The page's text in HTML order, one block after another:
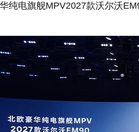
纯电旗舰MPV2027款沃尔沃